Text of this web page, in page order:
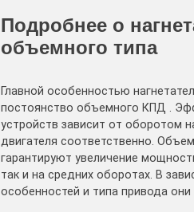
Подробнее о
объемного типа
Главной особенностью
постоянство объемного КПД .
устройств зависит от оборотом
двигателя соответственно.
гарантируют увеличение
так и на средних оборотах. В
особенностей и типа привода